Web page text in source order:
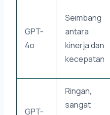
GPT-
4o
Seimbang
antara
kinerja dan
kecepatan
GPT-
Ringan,
sangat